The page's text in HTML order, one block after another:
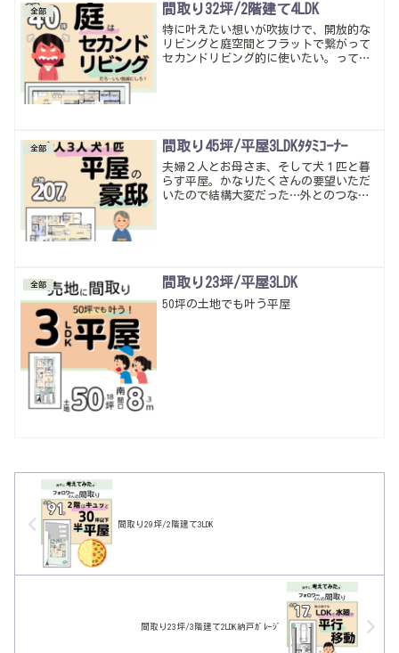
全部 間取り32坪/2階建て4LDK
特に叶えたい想いが吹抜けで、開放的な
リビングと庭空間とフラットで繋がって
セカンドリビング的に使いたい。って事
全部 間取り45坪/平屋3LDKﾀﾀﾐｺｰﾅｰ
夫婦２人とお母さま、そして犬１匹と暮
らす平屋。かなりたくさんの要望いただ
いたので結構大変だった…外とのつなが
全部 間取り23坪/平屋3LDK
50坪の土地でも叶う平屋
間取り29坪/2階建て3LDK
間取り23坪/3階建て2LDK納戸ｶﾞﾚｰｼﾞ